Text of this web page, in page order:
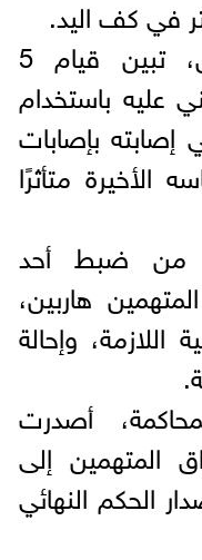
في كف اليد.
وبإجراء التحريات والفحص، تبين قيام 5
عليه باستخدام
بإصابات
الأخيرة متأثرًا
من ضبط أحد
هاربين،
اللازمة، وإحالة
أصدرت
المتهمين إلى
الحكم النهائي